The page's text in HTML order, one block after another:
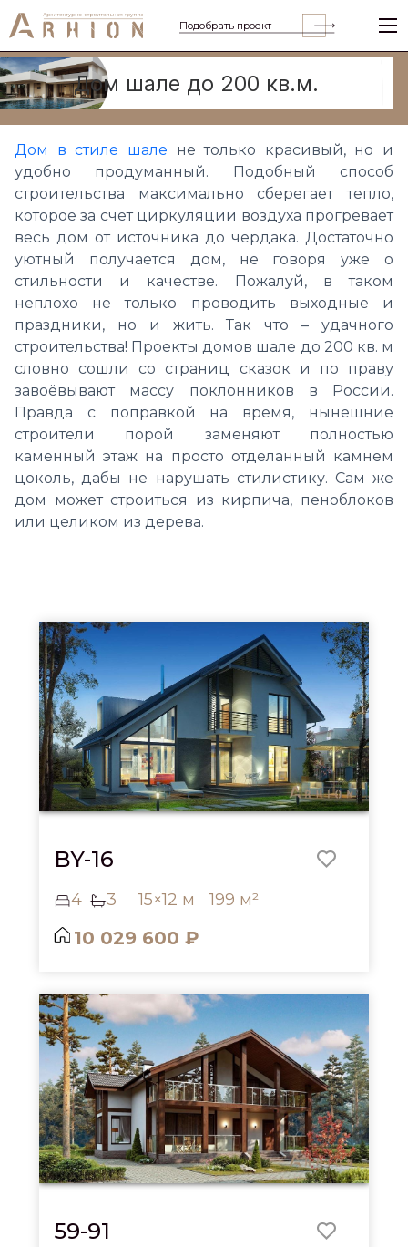
Подобрать проект
Дом шале до 200 кв.м.
Дом в стиле шале
не только красивый, но и
удобно продуманный. Подобный способ
строительства максимально сберегает тепло,
которое за счет циркуляции воздуха прогревает
весь дом от источника до чердака. Достаточно
уютный получается дом, не говоря уже о
стильности и качестве. Пожалуй, в таком
неплохо не только проводить выходные и
праздники, но и жить. Так что – удачного
строительства! Проекты домов шале до 200 кв. м
словно сошли со страниц сказок и по праву
завоёвывают массу поклонников в России.
Правда с поправкой на время, нынешние
строители порой заменяют полностью
каменный этаж на просто отделанный камнем
цоколь, дабы не нарушать стилистику. Сам же
дом может строиться из кирпича, пеноблоков
или целиком из дерева.
BY-16
4 3 15×12 м 199 м²
10 029 600 ₽
59-91